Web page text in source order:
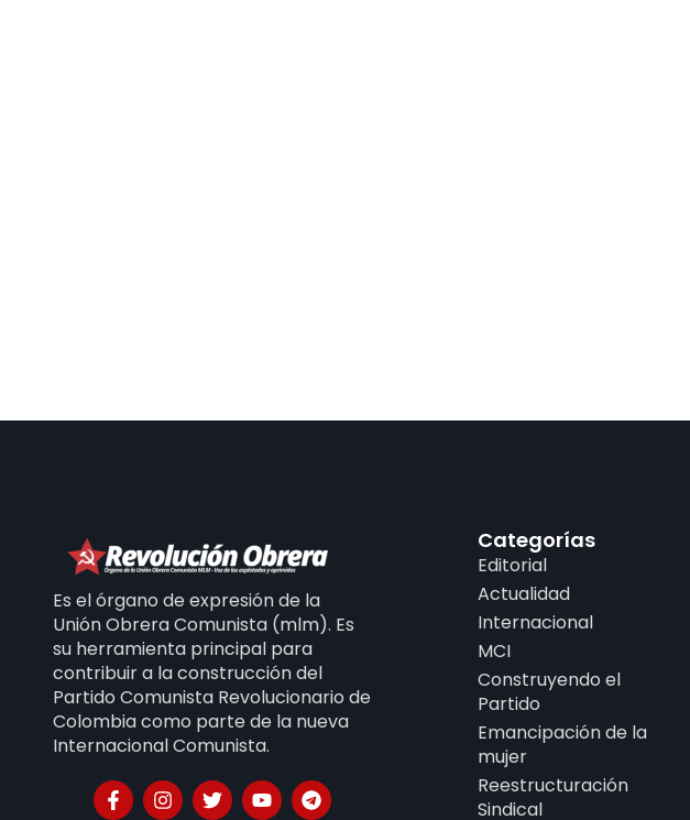
Es el órgano de expresión de la
Unión Obrera Comunista (mlm). Es
su herramienta principal para
contribuir a la construcción del
Partido Comunista Revolucionario de
Colombia como parte de la nueva
Internacional Comunista.
Categorías
Editorial
Actualidad
Internacional
MCI
Construyendo el
Partido
Emancipación de la
mujer
Reestructuración
Sindical